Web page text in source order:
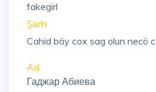
fakegirl
Şərh:
Cahid bäy cox sag olun necö
Ad:
Гаджар Абиева